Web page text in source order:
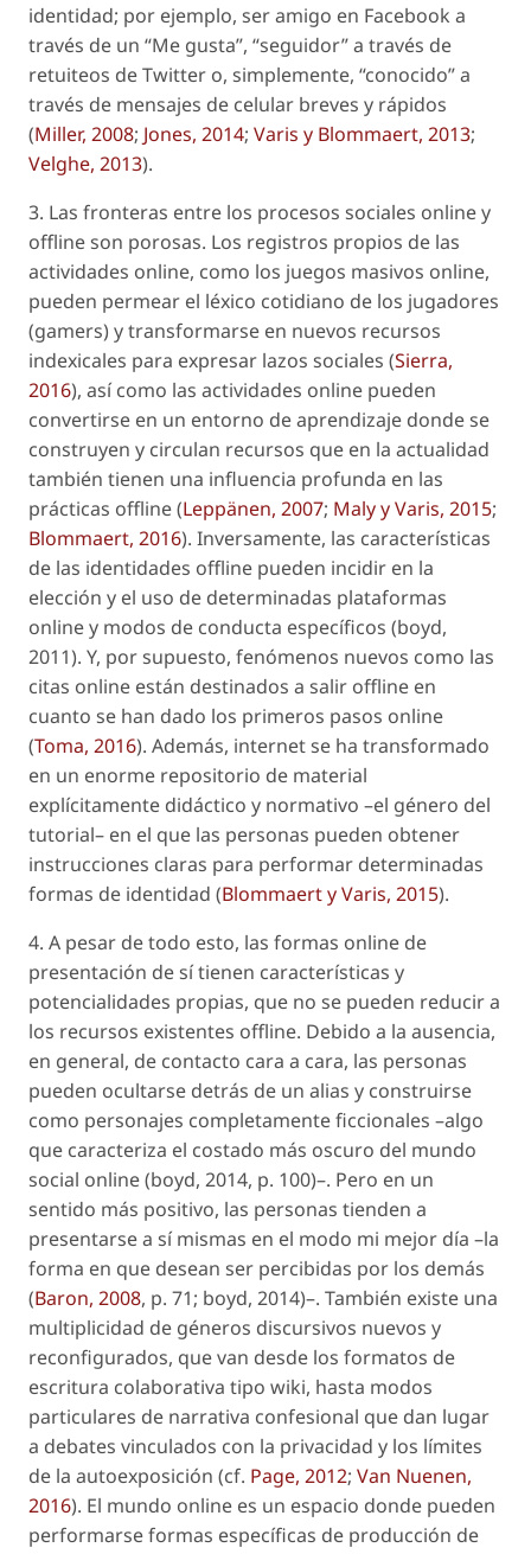
identidad; por ejemplo, seramigo en Facebook a
través de un “Me gusta”, “seguidor” a través de
retuiteos de Twitter o, simplemente, “conocido” a
través de mensajes de celular breves y rápidos
(Miller, 2008; Jones, 2014; Varis y Blommaert, 2013;
Velghe, 2013).
3. Las fronteras entre los procesos sociales onliney
offlineson porosas. Los registros propios de las
actividades online, como los juegos masivos online,
pueden permear el léxico cotidiano de los jugadores
(gamers) y transformarse en nuevos recursos
indexicales para expresar lazos sociales (Sierra,
2016), así como las actividades online pueden
convertirse en un entorno de aprendizaje donde se
construyen y circulan recursos que en la actualidad
también tienen una influencia profunda en las
prácticas offline(Leppänen, 2007; Maly y Varis, 2015;
Blommaert, 2016). Inversamente, las características
de las identidades offline pueden incidir en la
elección y el uso de determinadas plataformas
onliney modos de conducta específicos (boyd,
2011). Y, por supuesto, fenómenos nuevos como las
citas online están destinados a salir offline en
cuanto se han dado los primeros pasos online
(Toma, 2016). Además, internet se ha transformado
en un enorme repositorio de material
explícitamente didáctico y normativo –el género del
tutorial– en el que las personas pueden obtener
instrucciones claras para performar determinadas
formas de identidad (Blommaert y Varis, 2015).
4. A pesar de todo esto, las formas online de
presentación de sí tienen características y
potencialidades propias, que no se pueden reducir a
los recursos existentes offline. Debido a la ausencia,
en general, de contacto cara a cara, las personas
pueden ocultarse detrás de un alias y construirse
como personajes completamente ficcionales –algo
que caracteriza el costado más oscuro del mundo
social online(boyd, 2014, p. 100)–. Pero en un
sentido más positivo, las personas tienden a
presentarse a sí mismas en el modo mi mejor día –la
forma en que desean ser percibidas por los demás
(Baron, 2008, p. 71; boyd, 2014)–. También existe una
multiplicidad de géneros discursivos nuevos y
reconfigurados, que van desde los formatos de
escritura colaborativa tipo wiki, hasta modos
particulares de narrativa confesional que dan lugar
a debates vinculados con la privacidad y los límites
de la autoexposición (cf. Page, 2012; Van Nuenen,
2016). El mundo online es un espacio donde pueden
performarse formas específicas de producción de